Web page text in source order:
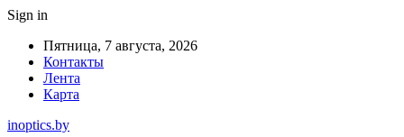
Sign in
Пятница, 7 августа, 2026
Контакты
Лента
Карта
inoptics.by